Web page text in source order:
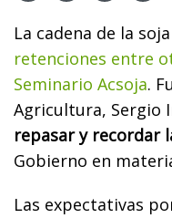
La cadena de la
retenciones entre
Seminario Acsoja.
Agricultura, Sergio
repasar y recordar
Gobierno en
Las expectativas